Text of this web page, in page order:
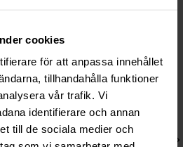
cookies
för att anpassa innehållet
tillhandahålla funktioner
vår trafik. Vi
identifierare och annan
till de sociala medier och
också